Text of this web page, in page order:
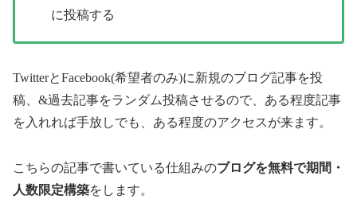
に投稿する
TwitterとFacebook(希望者のみ)に新規のブログ記事を投
稿、&過去記事をランダム投稿させるので、ある程度記事
を入れれば手放しでも、ある程度のアクセスが来ます。
こちらの記事で書いている仕組みのブログを無料で期間・
人数限定構築をします。